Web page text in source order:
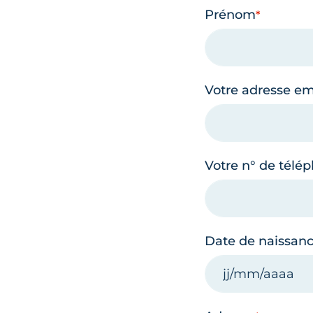
Prénom
Votre adresse
Votre n° de
Date de